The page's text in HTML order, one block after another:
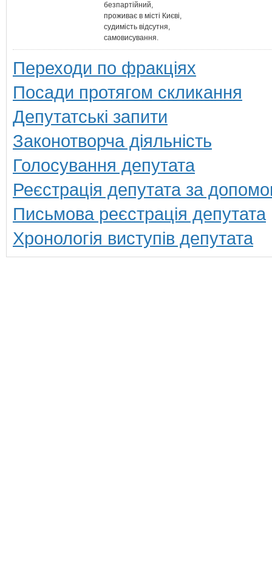
безпартійний,
проживає в місті Києві,
судимість відсутня,
самовисування.
Переходи по фракціях
Посади протягом скликання
Депутатські запити
Законотворча діяльність
Голосування депутата
Реєстрація депутата за
Письмова реєстрація депутата
Хронологія виступів депутата